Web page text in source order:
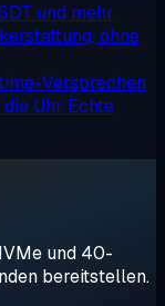
und mehr
ohne
Versprechen
Uhr Echte
und 40-
bereitstellen.